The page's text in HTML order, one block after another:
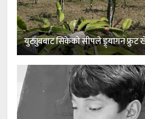
युट्युबबाट सिकेको सीपले ड्र्यागन फ्रुट